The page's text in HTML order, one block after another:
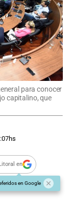
para conocer
capitalino, que
hs
en
en Google